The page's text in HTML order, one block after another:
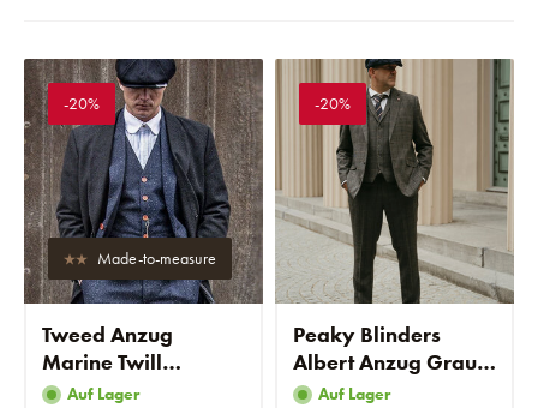
-20%
Made-to-measure
Tweed Anzug
Marine Twill
Gesprenkelt
Auf Lager
-20%
Peaky Blinders
Albert Anzug Grau -
Konfektionsanzug
Auf Lager